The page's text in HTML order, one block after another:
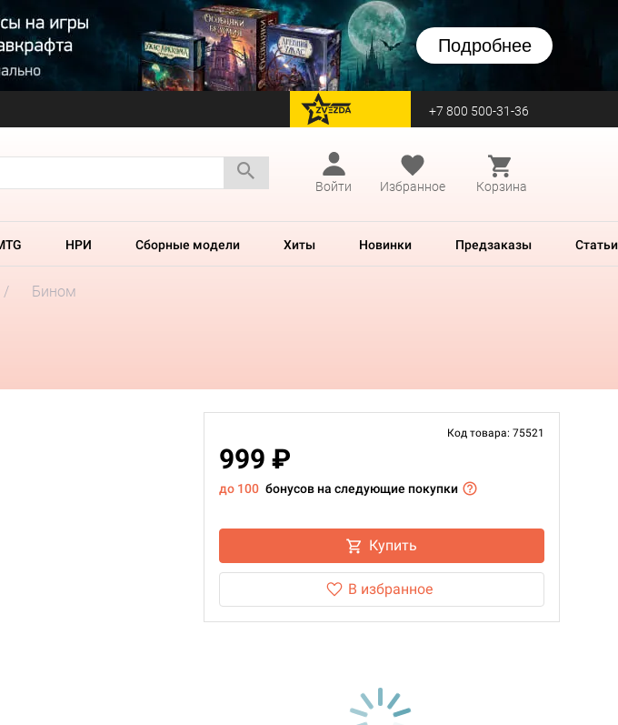
Подробнее
перейти на Zvezda +7 800 500-31-36
Войти
Избранное Корзина
НРИ Сборные модели Хиты Новинки Предзаказы Статьи
Бином
Код товара: 75521
999 ₽
до 100 бонусов на следующие покупки
Купить
В избранное